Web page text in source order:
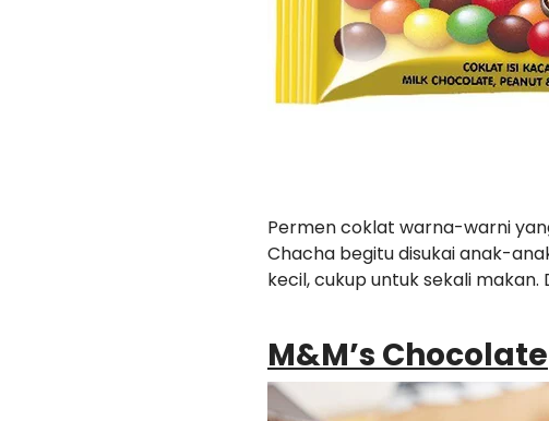
Permen coklat warna-warni
Chacha begitu disukai anak-
kecil, cukup untuk sekali
M&M’s Chocolate